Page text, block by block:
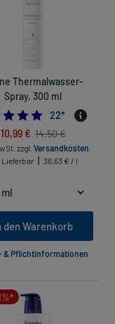
Thermalwasser-
Spray, 300 ml
5.0
22*
10,99 € 14,50 €
zzgl. Versandkosten
Lieferbar
36,63 € / l
den Warenkorb
& Pflichtinformationen